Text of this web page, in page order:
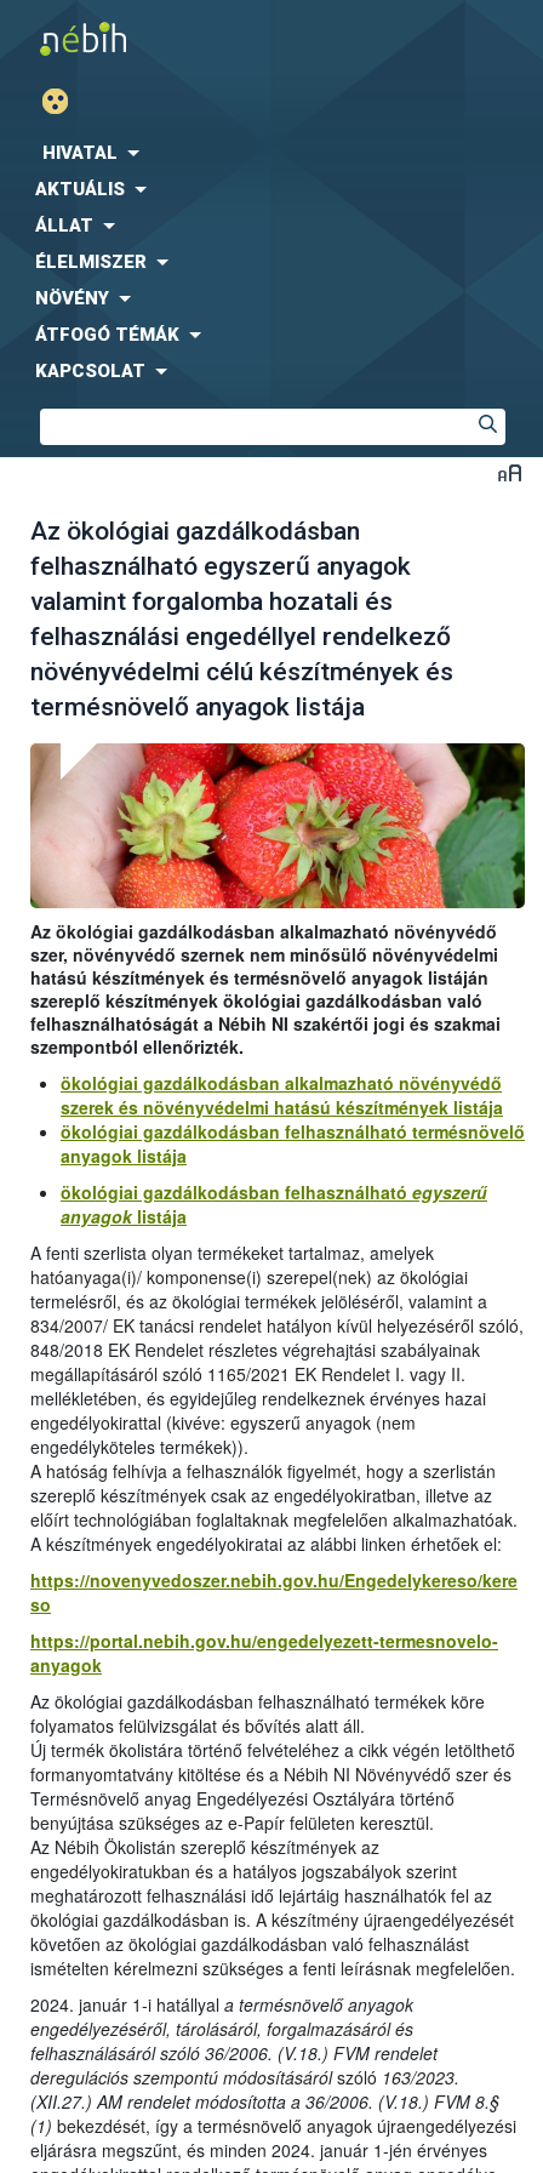
HIVATAL
AKTUÁLIS
ÁLLAT
ÉLELMISZER
NÖVÉNY
ÁTFOGÓ TÉMÁK
KAPCSOLAT
Az ökológiai gazdálkodásban
felhasználható egyszerű anyagok
valamint forgalomba hozatali és
felhasználási engedéllyel rendelkező
növényvédelmi célú készítmények és
termésnövelő anyagok listája
Az ökológiai gazdálkodásban alkalmazható növényvédő
szer, növényvédő szernek nem minősülő növényvédelmi
hatású készítmények és termésnövelő anyagok listáján
szereplő készítmények ökológiai gazdálkodásban való
felhasználhatóságát a Nébih NI szakértői jogi és szakmai
szempontból ellenőrizték.
ökológiai gazdálkodásban alkalmazható növényvédő
szerek és növényvédelmi hatású készítmények listája
ökológiai gazdálkodásban felhasználható termésnövelő
anyagok listája
ökológiai gazdálkodásban felhasználható egyszerű
anyagoklistája
A fenti szerlista olyan termékeket tartalmaz, amelyek
hatóanyaga(i)/ komponense(i) szerepel(nek) az ökológiai
termelésről, és az ökológiai termékek jelöléséről, valamint a
834/2007/ EK tanácsi rendelet hatályon kívül helyezéséről szóló,
848/2018 EK Rendelet részletes végrehajtási szabályainak
megállapításáról szóló 1165/2021 EK Rendelet I. vagy II.
mellékletében, és egyidejűleg rendelkeznek érvényes hazai
engedélyokirattal (kivéve: egyszerű anyagok (nem
engedélyköteles termékek)).
A hatóság felhívja a felhasználók figyelmét, hogy a szerlistán
szereplő készítmények csak az engedélyokiratban, illetve az
előírt technológiában foglaltaknak megfelelően alkalmazhatóak.
A készítmények engedélyokiratai az alábbi linken érhetőek el:
https://novenyvedoszer.nebih.gov.hu/Engedelykereso/kere
so
https://portal.nebih.gov.hu/engedelyezett-termesnovelo-
anyagok
Az ökológiai gazdálkodásban felhasználható termékek köre
folyamatos felülvizsgálat és bővítés alatt áll.
Új termék ökolistára történő felvételéhez a cikk végén letölthető
formanyomtatvány kitöltése és a Nébih NI Növényvédő szer és
Termésnövelő anyag Engedélyezési Osztályára történő
benyújtása szükséges az e-Papír felületen keresztül.
Az Nébih Ökolistán szereplő készítmények az
engedélyokiratukban és a hatályos jogszabályok szerint
meghatározott felhasználási idő lejártáig használhatók fel az
ökológiai gazdálkodásban is. A készítmény újraengedélyezését
követően az ökológiai gazdálkodásban való felhasználást
ismételten kérelmezni szükséges a fenti leírásnak megfelelően.
2024. január 1-i hatállyal a termésnövelő anyagok
engedélyezéséről, tárolásáról, forgalmazásáról és
felhasználásáról szóló 36/2006. (V.18.) FVM rendelet
deregulációs szempontú módosításárólszóló 163/2023.
(XII.27.) AM rendelet módosította a 36/2006. (V.18.) FVM 8.§
(1) bekezdését, így a termésnövelő anyagok újraengedélyezési
eljárásra megszűnt, és minden 2024. január 1-jén érvényes